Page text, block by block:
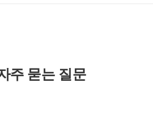
주 묻는 질문